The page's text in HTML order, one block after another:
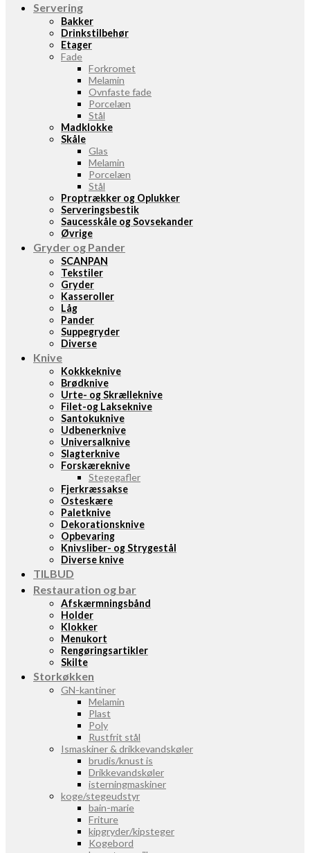
Servering
Bakker
Drinkstilbehør
Etager
Fade
Forkromet
Melamin
Ovnfaste fade
Porcelæn
Stål
Madklokke
Skåle
Glas
Melamin
Porcelæn
Stål
Proptrækker og Oplukker
Serveringsbestik
Saucesskåle og Sovsekander
Øvrige
Gryder og Pander
SCANPAN
Tekstiler
Gryder
Kasseroller
Låg
Pander
Suppegryder
Diverse
Knive
Kokkkeknive
Brødknive
Urte- og Skrælleknive
Filet-og Lakseknive
Santokuknive
Udbenerknive
Universalknive
Slagterknive
Forskæreknive
Stegegafler
Fjerkræssakse
Osteskære
Paletknive
Dekorationsknive
Opbevaring
Knivsliber- og Strygestål
Diverse knive
TILBUD
Restauration og bar
Afskærmningsbånd
Holder
Klokker
Menukort
Rengøringsartikler
Skilte
Storkøkken
GN-kantiner
Melamin
Plast
Poly
Rustfrit stål
Ismaskiner & drikkevandskøler
brudis/knust is
Drikkevandskøler
isterningmaskiner
koge/stegeudstyr
bain-marie
Friture
kipgryder/kipsteger
Kogebord